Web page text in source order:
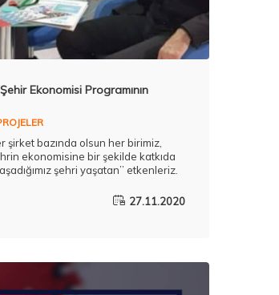
Ekonomisi Programının
şirket bazında olsun her birimiz,
ekonomisine bir şekilde katkıda
şehri yaşatan’’ etkenleriz.
27.11.2020